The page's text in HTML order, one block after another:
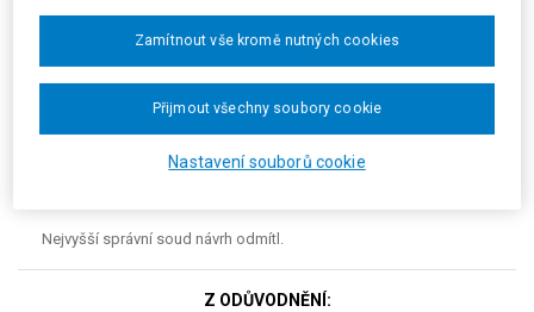
podle § 2 odst. 2 písm. b) až e) a i) pandemického zákona. Napadené
mimořádné opatření s účinností ode dne 11. 5. 2021 od 00:00 hodin
upravilo znění čl. I/13 o dalších podmínkách pro provoz holičství,
živnosti, při níž je porušována integrita kůže, a znění čl. I/15 o omezení
Nejvyšší správní soud návrh odmítl.
Z ODŮVODNĚNÍ:
Nastavení souborů cookie
Zamítnout vše kromě nutných cookies
Přijmout všechny soubory cookie